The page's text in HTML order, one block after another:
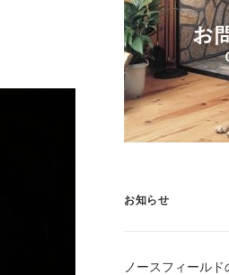
お知らせ
ノースフィール